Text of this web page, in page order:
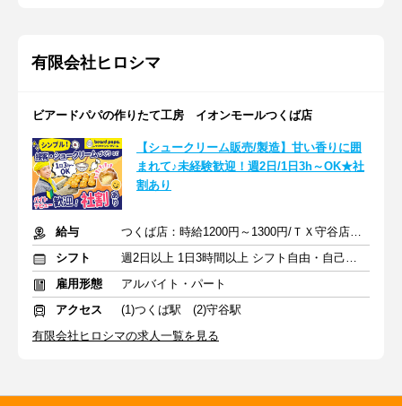
有限会社ヒロシマ
ビアードパパの作りたて工房 イオンモールつくば店
【シュークリーム販売/製造】甘い香りに囲
まれて♪未経験歓迎！週2日/1日3h～OK★社
割あり
給与
つくば店：時給1200円～1300円/ＴＸ守谷店：時給1200円～
シフト
週2日以上 1日3時間以上 シフト自由・自己申告
雇用形態
アルバイト・パート
アクセス
(1)つくば駅 (2)守谷駅
有限会社ヒロシマの求人一覧を見る